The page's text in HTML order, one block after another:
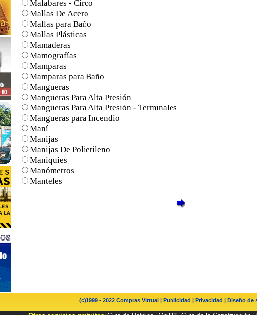
Malabares - Circo
Mallas De Acero
Mallas para Baño
Mallas Plásticas
Mamaderas
Mamografías
Mamparas
Mamparas para Baño
Mangueras
Mangueras Para Alta Presión
Mangueras Para Alta Presión - Terminales
Mangueras para Incendio
Maní
Manijas
Manijas De Polietileno
Maniquíes
Manómetros
Manteles
(c)1999 - 2022 Compras Virtual | Publicidad | Privacidad | Diseño de